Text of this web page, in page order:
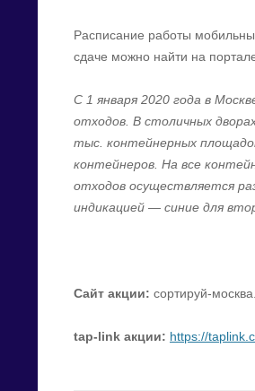
Расписание работы
сдаче можно найти на
С 1 января 2020 года в
отходов. В столичных
тыс. контейнерных
контейнеров. На все
отходов осуществляется
индикацией — синие для
Сайт акции: сортируй-
tap-link акции: https://